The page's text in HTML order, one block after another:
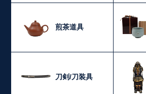
煎茶道具
刀剣/刀装具